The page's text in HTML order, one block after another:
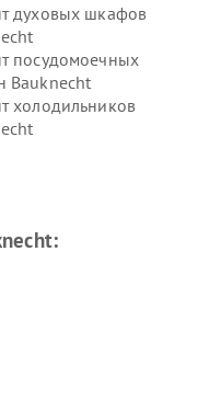
духовых шкафов
посудомоечных
Bauknecht
холодильников